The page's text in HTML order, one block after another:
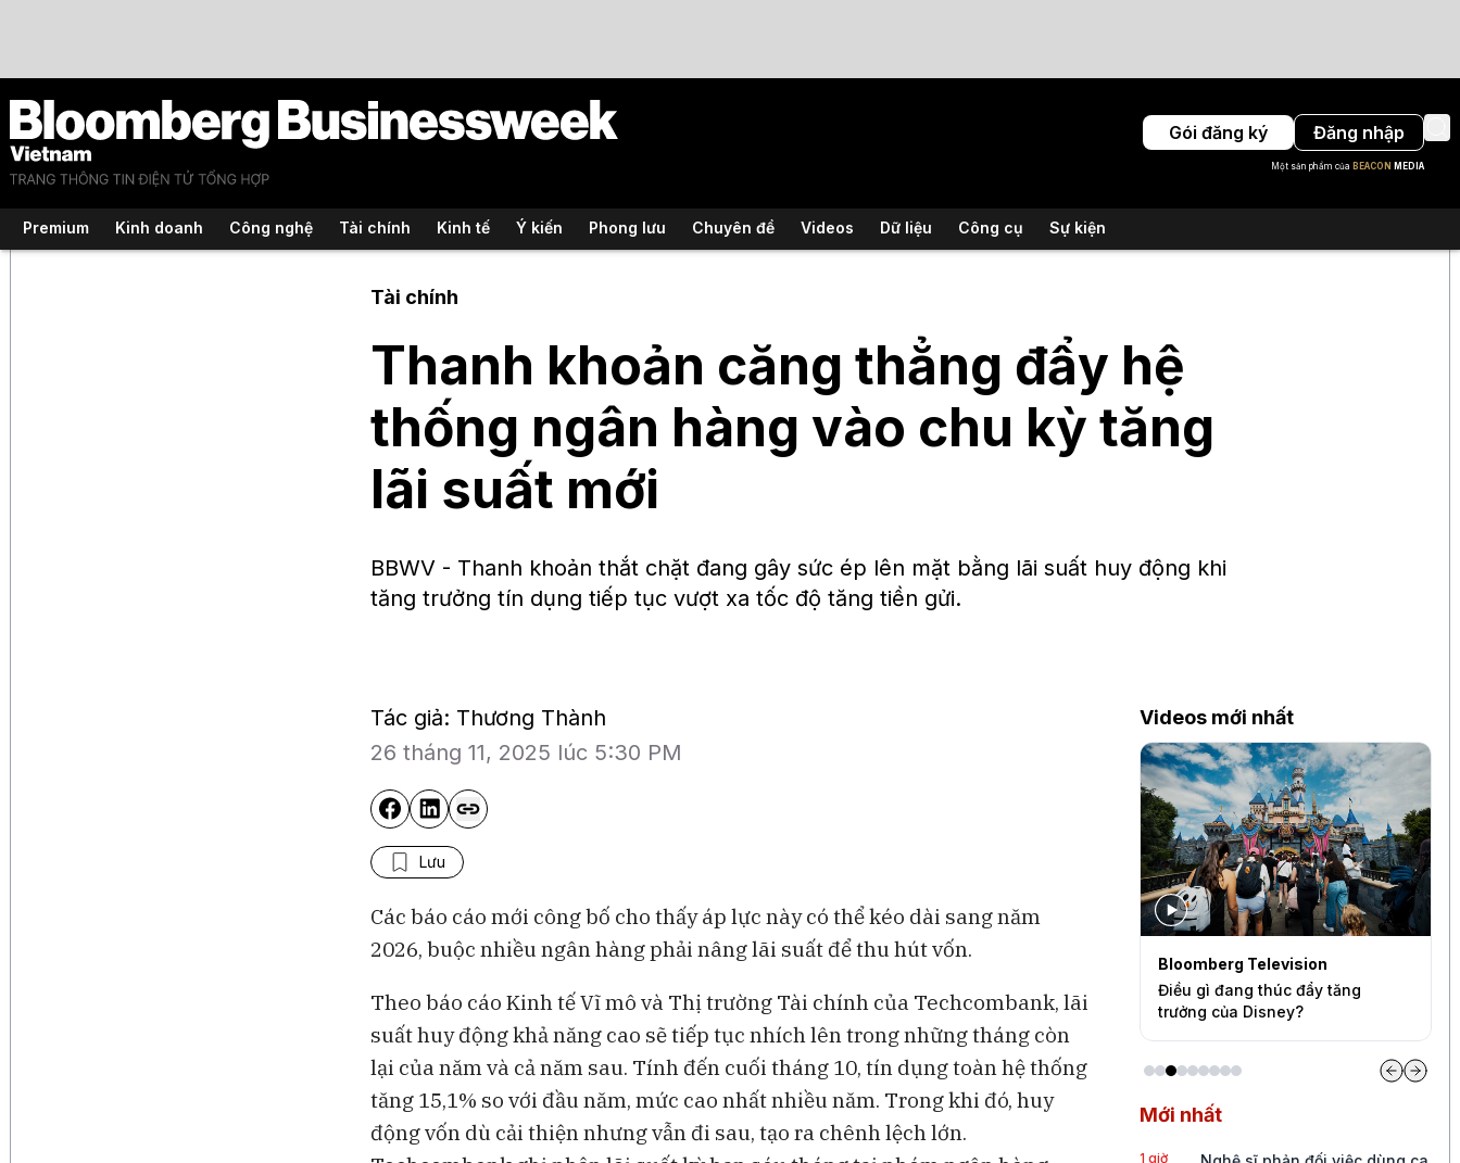
Gói đăng ký Đăng nhập
Một sản phẩm của BEACON MEDIA
Premium Kinh doanh Công nghệ Tài chính Kinh tế Ý kiến Phong lưu Chuyên đề Videos Dữ liệu Công cụ Sự kiện
Tài chính
Thanh khoản căng thẳng đẩy hệ
thống ngân hàng vào chu kỳ tăng
lãi suất mới
BBWV - Thanh khoản thắt chặt đang gây sức ép lên mặt bằng lãi suất huy động khi
tăng trưởng tín dụng tiếp tục vượt xa tốc độ tăng tiền gửi.
Tác giả: Thương Thành
26 tháng 11, 2025 lúc 5:30 PM
Lưu
Các báo cáo mới công bố cho thấy áp lực này có thể kéo dài sang năm
2026, buộc nhiều ngân hàng phải nâng lãi suất để thu hút vốn.
Theo báo cáo Kinh tế Vĩ mô và Thị trường Tài chính của Techcombank, lãi
suất huy động khả năng cao sẽ tiếp tục nhích lên trong những tháng còn
lại của năm và cả năm sau. Tính đến cuối tháng 10, tín dụng toàn hệ thống
tăng 15,1% so với đầu năm, mức cao nhất nhiều năm. Trong khi đó, huy
động vốn dù cải thiện nhưng vẫn đi sau, tạo ra chênh lệch lớn.
Videos mới nhất
BAM Studios
Bong bóng AI có thể kéo vốn
ngoại khỏi Việt Nam
Bloomberg Television
Những chiếc quần quá mỏng
đang thách thức tăng trưởng của
Lululemon
Bloomberg Television
Điều gì đang thúc đẩy tăng
trưởng của Disney?
Mới nhất
1 giờ